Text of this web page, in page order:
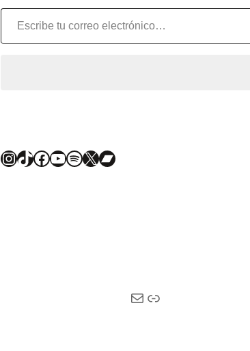
Escribe tu correo electrónico…
InstagramTikTok Facebook YouTube Spotify X Bandcamp
Correo electrónico
Enlace